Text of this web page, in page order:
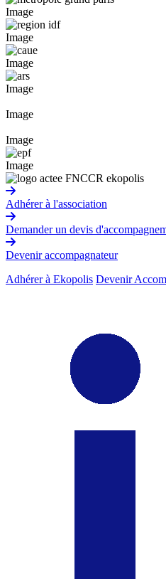
Image
Image
Image
Image
Image
Image
Image
Adhérer à l'association
Demander un devis
Devenir accompagnateur
Adhérer à Ekopolis Devenir